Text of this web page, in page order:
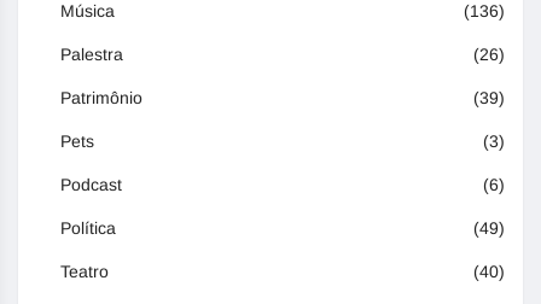
Música (136)
Palestra (26)
Patrimônio (39)
Pets (3)
Podcast (6)
Política (49)
Teatro (40)